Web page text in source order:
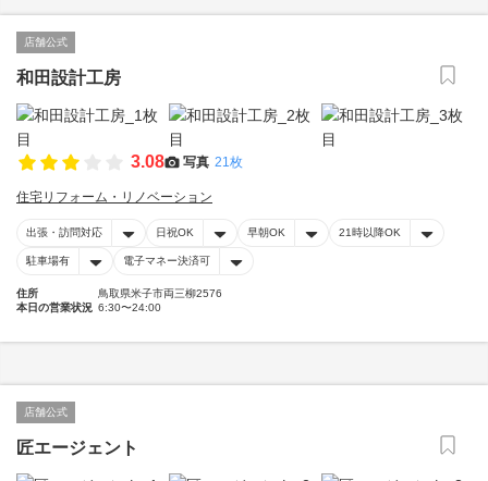
店舗公式
和田設計工房
3.08 写真 21枚
住宅リフォーム・リノベーション
出張・訪問対応 日祝OK 早朝OK 21時以降OK
駐車場有 電子マネー決済可
住所
鳥取県米子市両三柳2576
本日の営業状況 6:30〜24:00
店舗公式
匠エージェント